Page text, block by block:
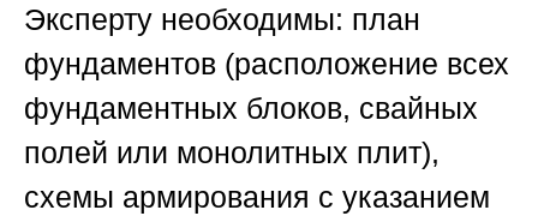
Эксперту необходимы: план
фундаментов (расположение всех
фундаментных блоков, свайных
полей или монолитных плит),
схемы армирования с указанием